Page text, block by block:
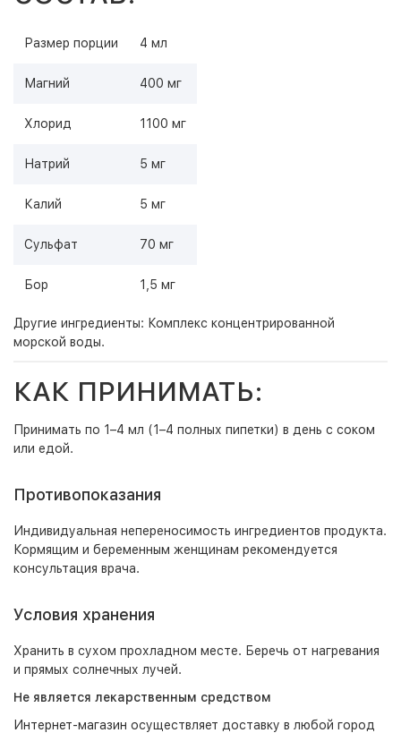
Размер порции 4 мл
Магний 400 мг
Хлорид 1100 мг
Натрий 5 мг
Калий 5 мг
Сульфат 70 мг
Бор 1,5 мг
Другие ингредиенты: Комплекс концентрированной
морской воды.
КАК ПРИНИМАТЬ:
Принимать по 1–4 мл (1–4 полных пипетки) в день с соком
или едой.
Противопоказания
Индивидуальная непереносимость ингредиентов продукта.
Кормящим и беременным женщинам рекомендуется
консультация врача.
Условия хранения
Хранить в сухом прохладном месте. Беречь от нагревания
и прямых солнечных лучей.
Не является лекарственным средством
Интернет-магазин осуществляет доставку в любой город